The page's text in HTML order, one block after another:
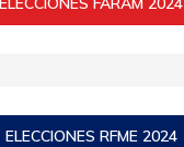
ELECCIONES RFME 2024